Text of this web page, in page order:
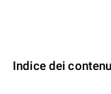
Indice dei